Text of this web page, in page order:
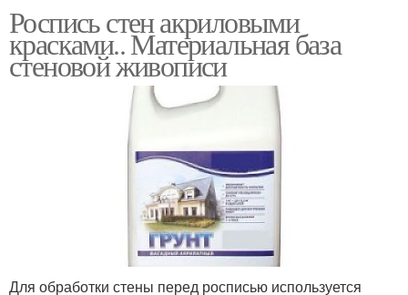
Роспись стен акриловыми
красками.. Материальная база
стеновой живописи
Для обработки стены перед росписью используется